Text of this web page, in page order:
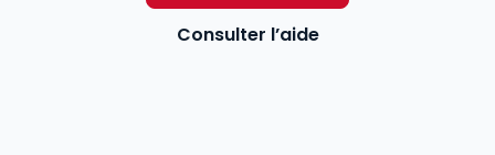
Consulter l’aide